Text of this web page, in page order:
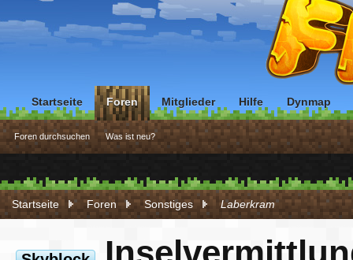
Startseite Foren Sonstiges Laberkram
Startseite Foren
Foren durchsuchen Was ist neu?
Mitglieder Hilfe Dynmap